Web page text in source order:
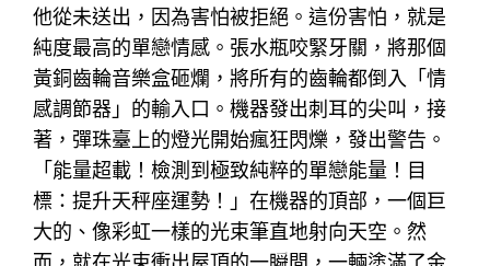
他從未送出，因為害怕被拒絕。這份害怕，就是
純度最高的單戀情感。張水瓶咬緊牙關，將那個
黃銅齒輪音樂盒砸爛，將所有的齒輪都倒入「情
感調節器」的輸入口。機器發出刺耳的尖叫，接
著，彈珠臺上的燈光開始瘋狂閃爍，發出警告。
「能量超載！檢測到極致純粹的單戀能量！目
標：提升天秤座運勢！」在機器的頂部，一個巨
大的、像彩虹一樣的光束筆直地射向天空。然